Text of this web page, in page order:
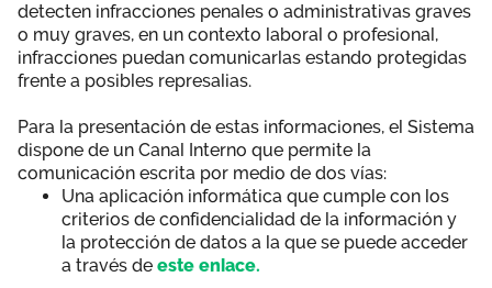
Hemeroteca
Documentos
Área privada
Únete
detecten infracciones penales o administrativas graves
o muy graves, en un contexto laboral o profesional,
infracciones puedan comunicarlas estando protegidas
frente a posibles represalias.
Para la presentación de estas informaciones, el Sistema
dispone de un Canal Interno que permite la
comunicación escrita por medio de dos vías:
Una aplicación informática que cumple con los
criterios de confidencialidad de la información y
la protección de datos a la que se puede acceder
a través de este enlace.